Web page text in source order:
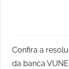
Confira a
da banca